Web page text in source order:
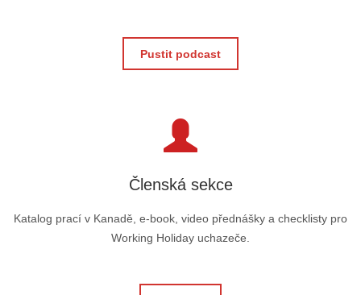
Pustit podcast
Členská sekce
Katalog prací v Kanadě, e-book, video přednášky a checklisty pro
Working Holiday uchazeče.